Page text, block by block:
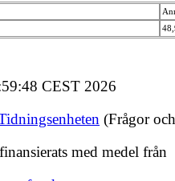
CEST 2026
(Frågor
med medel från